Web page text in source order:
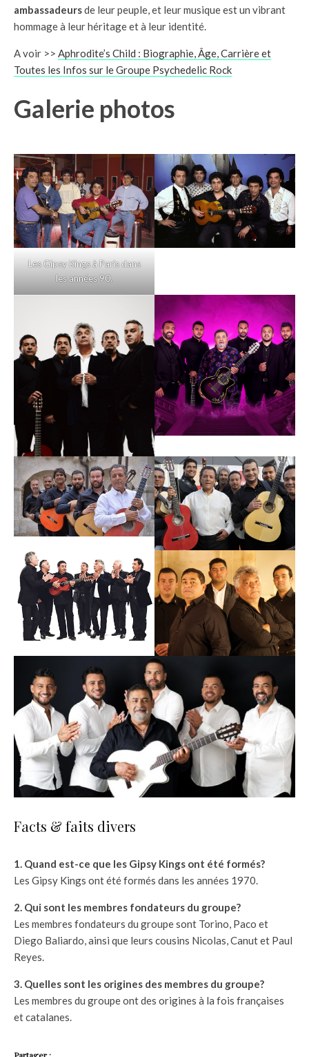
ambassadeursde leur peuple, et leur musique est un vibrant
hommage à leur héritage et à leur identité.
A voir >> Aphrodite’s Child : Biographie, Âge, Carrière et
Toutes les Infos sur le Groupe Psychedelic Rock
Galerie photos
Les Gipsy Kings à Paris dans
les années 90.
Facts & faits divers
1. Quand est-ce que les Gipsy Kings ont été formés?
Les Gipsy Kings ont été formés dans les années 1970.
2. Qui sont les membres fondateurs du groupe?
Les membres fondateurs du groupe sont Torino, Paco et
Diego Baliardo, ainsi que leurs cousins Nicolas, Canut et Paul
Reyes.
3. Quelles sont les origines des membres du groupe?
Les membres du groupe ont des origines à la fois françaises
et catalanes.
Partager :